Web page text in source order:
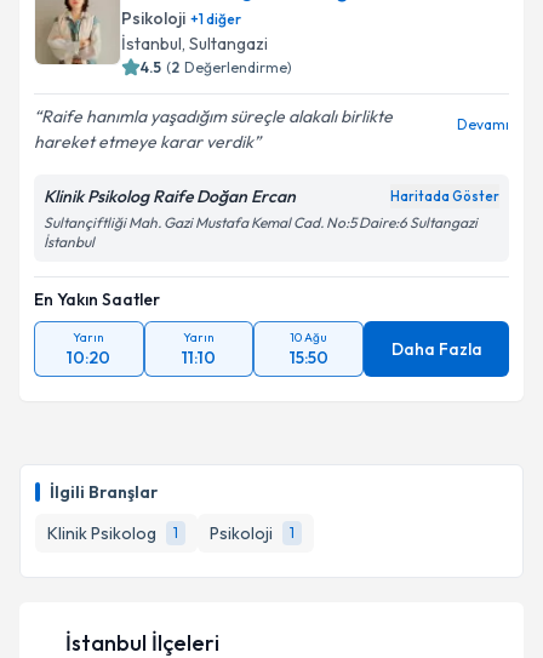
İlgili Branşlar
Klinik Psikolog
1 Psikoloji 1
Psikoloji +1diğer
İstanbul, Sultangazi
4.5 (2 Değerlendirme)
Raife hanımla yaşadığım süreçle alakalı birlikte
hareket etmeye karar verdik
Devamı
Klinik Psikolog Raife Doğan Ercan Haritada Göster
Sultançiftliği Mah. Gazi Mustafa Kemal Cad. No:5 Daire:6 Sultangazi
İstanbul
En Yakın Saatler
Yarın
10:20
Yarın
11:10
10 Ağu
15:50 Daha Fazla
İstanbul İlçeleri